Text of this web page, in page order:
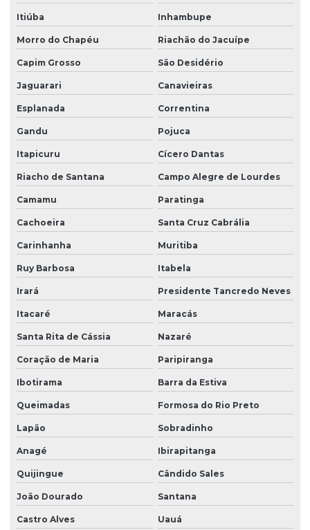
Estudo eiv em vitória da conquista
Estudo de impacto ambiental na bahia
Estudo de impacto de vizinhança eiv
Estudo de viabilidade ambiental
Estudo de viabilidade ambiental na bahia
Estudo de viabilidade ambiental em vitória da conquista
Estudos ambientais
Georreferenciamento por drone
Georreferenciamento por drone na bahia
Georreferenciamento por drone em vitória da conquista
Georreferenciamento empresas
Georreferenciamento de imóveis
Georreferenciamento de imóveis rurais
Georreferenciamento de imóveis rurais com drone
Georreferenciamento incra drone
Georreferenciamento no registro de imóveis
Georreferenciamento de propriedades rurais
Georreferenciamento rural
Itiúba Inhambupe
Morro do Chapéu Riachão do Jacuípe
Capim Grosso São Desidério
Jaguarari Canavieiras
Esplanada Correntina
Gandu Pojuca
Itapicuru Cícero Dantas
Riacho de Santana Campo Alegre de Lourdes
Camamu Paratinga
Cachoeira Santa Cruz Cabrália
Carinhanha Muritiba
Ruy Barbosa Itabela
Irará Presidente Tancredo Neves
Itacaré Maracás
Santa Rita de Cássia Nazaré
Coração de Maria Paripiranga
Ibotirama Barra da Estiva
Queimadas Formosa do Rio Preto
Lapão Sobradinho
Anagé Ibirapitanga
Quijingue Cândido Sales
João Dourado Santana
Castro Alves Uauá